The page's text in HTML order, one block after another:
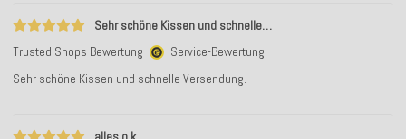
Sehr schöne Kissen und schnelle…
Trusted Shops Bewertung
Service-Bewertung
Sehr schöne Kissen und schnelle Versendung.